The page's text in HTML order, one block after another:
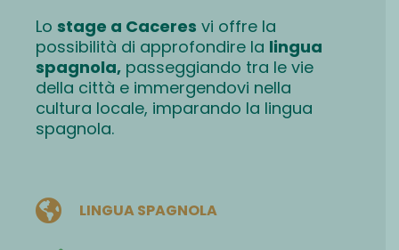
Lo stage a Caceres vi offre la
possibilità di approfondire la lingua
spagnola, passeggiando tra le vie
della città e immergendovi nella
cultura locale, imparando la lingua
spagnola.
LINGUA SPAGNOLA